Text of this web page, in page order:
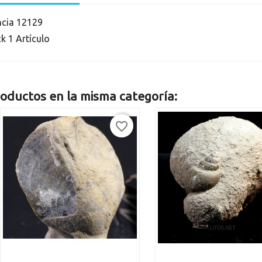
12129
1 Artículo
en la misma categoría:
favorite_border